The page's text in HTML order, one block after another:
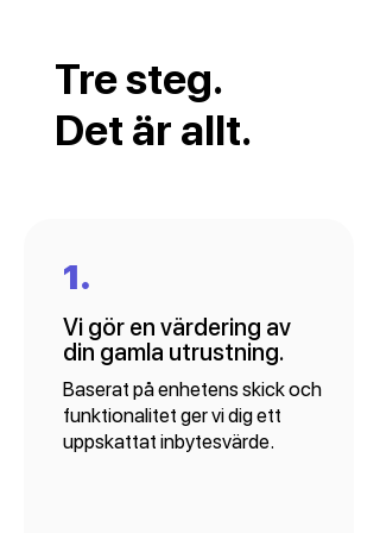
Tre steg.
Det är allt.
1.
Vi gör en värdering av
din gamla utrustning.
Baserat på enhetens skick och
funktionalitet ger vi dig ett
uppskattat inbytesvärde.